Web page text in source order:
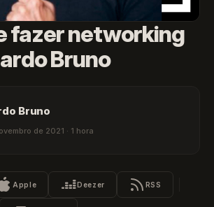
fazer networking
Bruno
Bruno
de 2021 · 1 hora
Apple Deezer RSS